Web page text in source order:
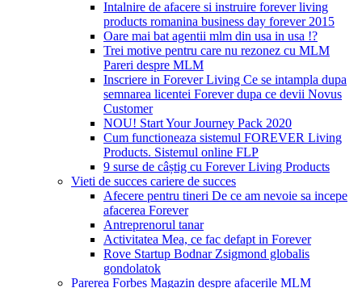
Intalnire de afacere si instruire forever living
products romanina business day forever 2015
Oare mai bat agentii mlm din usa in usa !?
Trei motive pentru care nu rezonez cu MLM
Pareri despre MLM
Inscriere in Forever Living Ce se intampla dupa
semnarea licentei Forever dupa ce devii Novus
Customer
NOU! Start Your Journey Pack 2020
Cum functioneaza sistemul FOREVER Living
Products. Sistemul online FLP
9 surse de câștig cu Forever Living Products
Vieti de succes cariere de succes
Afecere pentru tineri De ce am nevoie sa incepe
afacerea Forever
Antreprenorul tanar
Activitatea Mea, ce fac defapt in Forever
Rove Startup Bodnar Zsigmond globalis
gondolatok
Parerea Forbes Magazin despre afacerile MLM